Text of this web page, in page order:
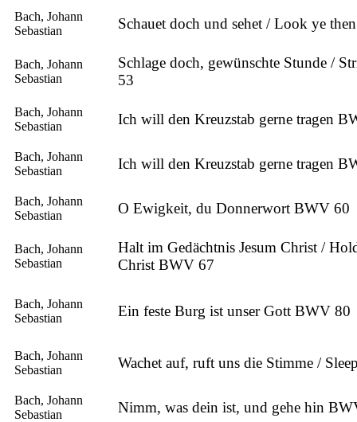
Bach, Johann
Sebastian
Schauet doch und sehet / Look ye
Bach, Johann
Sebastian
Schlage doch, gewünschte Stunde /
53
Bach, Johann
Sebastian
Ich will den Kreuzstab gerne tragen
Bach, Johann
Sebastian
Ich will den Kreuzstab gerne tragen
Bach, Johann
Sebastian
O Ewigkeit, du Donnerwort BWV 60
Bach, Johann
Sebastian
Halt im Gedächtnis Jesum Christ /
Christ BWV 67
Bach, Johann
Sebastian
Ein feste Burg ist unser Gott BWV 80
Bach, Johann
Sebastian
Wachet auf, ruft uns die Stimme /
Bach, Johann
Sebastian
Nimm, was dein ist, und gehe hin